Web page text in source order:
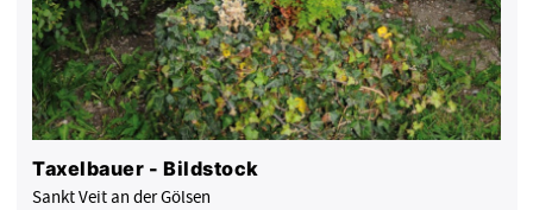
Taxelbauer - Bildstock
Sankt Veit an der Gölsen